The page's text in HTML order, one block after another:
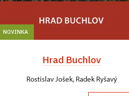
NOVINKA
Hrad Buchlov
Rostislav Jošek, Radek Ryšavý